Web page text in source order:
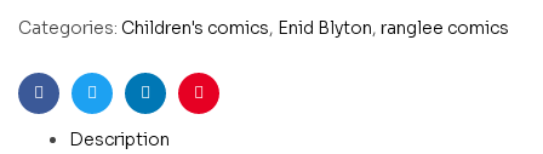
Categories: Children's comics, Enid Blyton, ranglee comics
FacebookTwitterLinkedinPinterest
Description